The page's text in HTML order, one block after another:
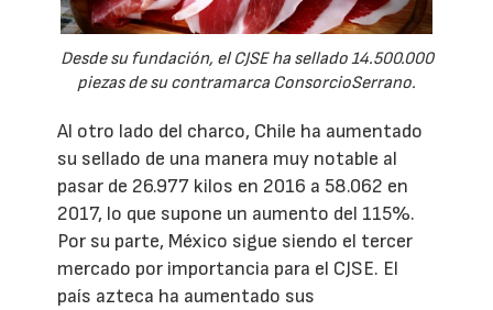
Desde su fundación, el CJSE ha sellado 14.500.000
piezas de su contramarca ConsorcioSerrano.
Al otro lado del charco, Chile ha aumentado
su sellado de una manera muy notable al
pasar de 26.977 kilos en 2016 a 58.062 en
2017, lo que supone un aumento del 115%.
Por su parte, México sigue siendo el tercer
mercado por importancia para el CJSE. El
país azteca ha aumentado sus